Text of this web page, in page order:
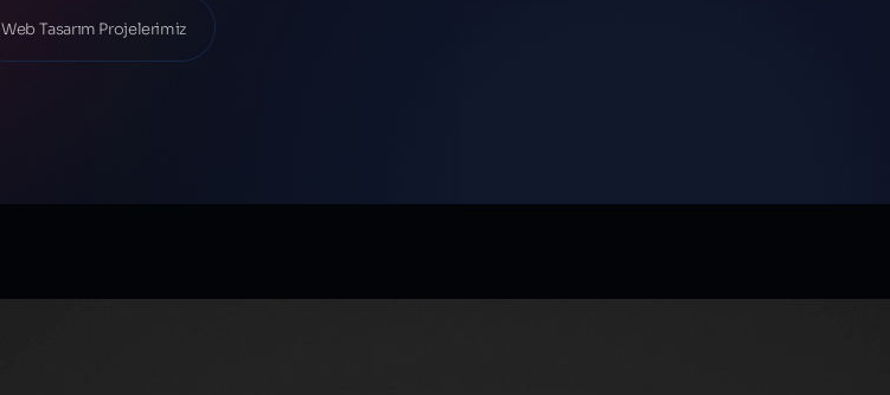
Web Tasarım Projelerimiz